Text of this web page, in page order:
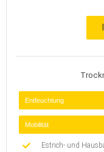
Entfeuchtung
Mobilität
Estrich- und